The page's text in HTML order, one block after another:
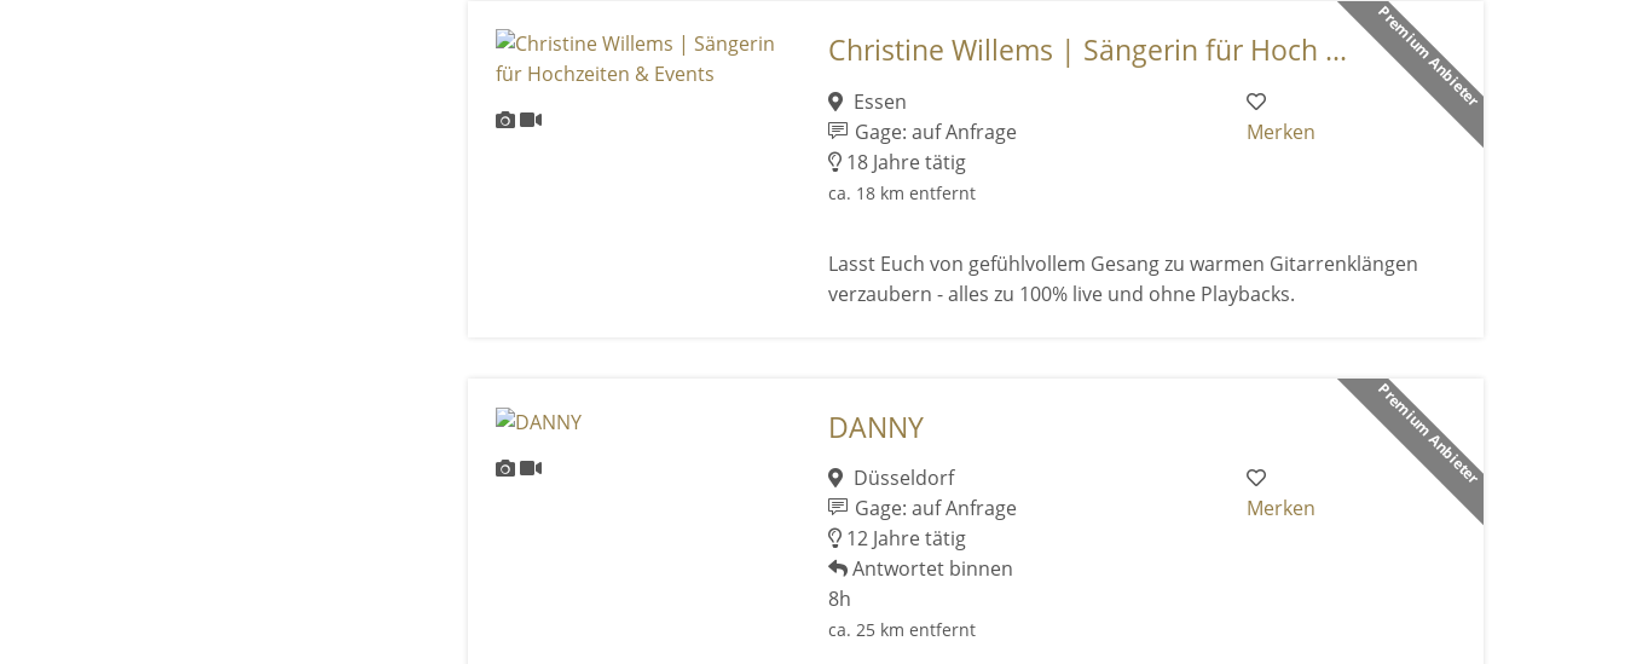
Premium Anbieter
Christine Willems | Sängerin für Hoch ...
Essen
Gage: auf Anfrage
18 Jahre tätig
ca. 18 km entfernt
Merken
Lasst Euch von gefühlvollem Gesang zu warmen Gitarrenklängen
verzaubern - alles zu 100% live und ohne Playbacks.
Premium Anbieter
DANNY
Düsseldorf
Gage: auf Anfrage
12 Jahre tätig
Antwortet binnen
8h
ca. 25 km entfernt
Merken